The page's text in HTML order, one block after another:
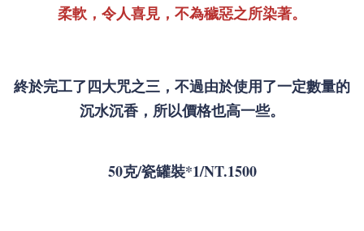
柔軟，令人喜見，不為穢惡之所染著。
終於完工了四大咒之三，不過由於使用了一定數量的
沉水沉香，所以價格也高一些。
50克/瓷罐裝*1/NT.1500